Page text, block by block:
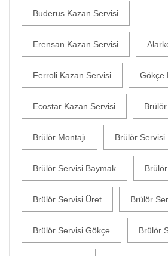
Buderus Kazan Servisi
Erensan Kazan Servisi
Ferroli Kazan Servisi Gökçe
Ecostar Kazan Servisi
Brülör Montajı Brülör Servisi
Brülör Servisi Baymak
Brülör Servisi Üret Brülör
Brülör Servisi Gökçe Brülör